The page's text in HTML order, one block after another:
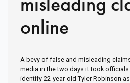
online
A bevy of false and misleading
media in the two days it took
identify 22-year-old Tyler Robinson